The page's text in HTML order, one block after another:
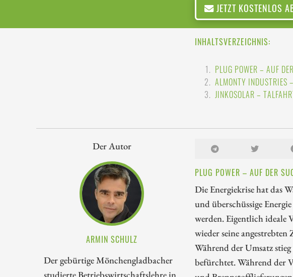
JETZT KOSTENLOS
INHALTSVERZEICHNIS:
PLUG POWER – AUF
ALMONTY INDUSTRIES
JINKOSOLAR –
Der Autor
ARMIN SCHULZ
Der gebürtige Mönchengladbacher
studierte Betriebswirtschaftslehre in
PLUG POWER – AUF DER
Die Energiekrise hat das
und überschüssige
werden. Eigentlich ideale
wieder seine angestrebten
Während der Umsatz
befürchtet. Während der